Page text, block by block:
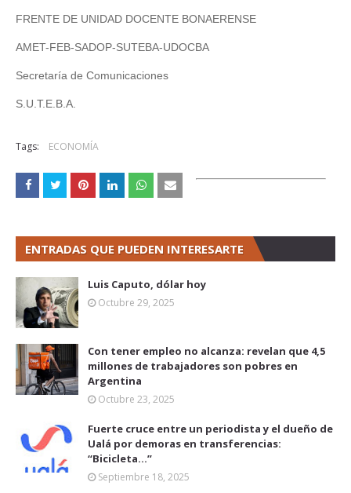
FRENTE DE UNIDAD DOCENTE BONAERENSE
AMET-FEB-SADOP-SUTEBA-UDOCBA
Secretaría de Comunicaciones
S.U.T.E.B.A.
Tags: ECONOMÍA
ENTRADAS QUE PUEDEN INTERESARTE
Luis Caputo, dólar hoy
Octubre 29, 2025
Con tener empleo no alcanza: revelan que 4,5
millones de trabajadores son pobres en
Argentina
Octubre 23, 2025
Fuerte cruce entre un periodista y el dueño de
Ualá por demoras en transferencias:
“Bicicleta...”
Septiembre 18, 2025